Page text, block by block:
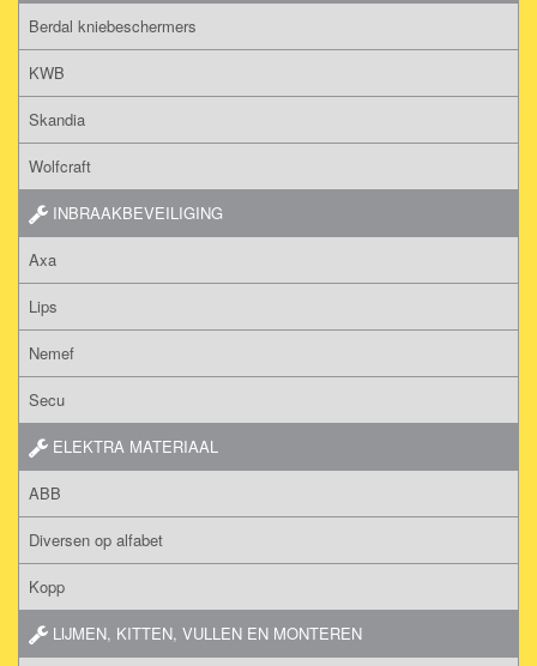
Berdal kniebeschermers
KWB
Skandia
Wolfcraft
INBRAAKBEVEILIGING
Axa
Lips
Nemef
Secu
ELEKTRA MATERIAAL
ABB
Diversen op alfabet
Kopp
LIJMEN, KITTEN, VULLEN EN MONTEREN